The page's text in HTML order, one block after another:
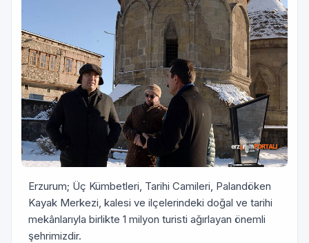
Erzurum; Üç Kümbetleri, Tarihi Camileri, Palandöken
Kayak Merkezi, kalesi ve ilçelerindeki doğal ve tarihi
mekânlarıyla birlikte 1 milyon turisti ağırlayan önemli
şehrimizdir.